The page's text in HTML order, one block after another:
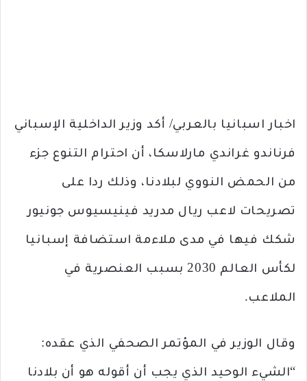
اخبار اسبانيا بالعربي/ أكد وزير الداخلية الإسباني
فرناندو غراندي مارلاسكا، أن احترام التنوع جزء
من الحمض النووي لبلادنا، وذلك ردا على
تصريحات لاعب ريال مدريد فينيسيوس جونيور
شكك فيها في مدى ملاءمة استضافة إسبانيا
لكأس العالم 2030 بسبب العنصرية في
الملاعب.
وقال الوزير في المؤتمر الصحفي الذي عقده:
“الشيء الوحيد الذي يجب أن أقوله هو أن بلادنا